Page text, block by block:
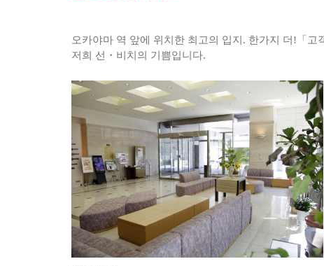
오카야마 역 앞에 위치한 최고의 입지. 한가지 더!「
저희 선・비치의 기쁨입니다.